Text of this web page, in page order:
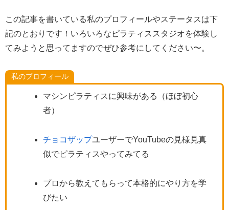
この記事を書いている私のプロフィールやステータスは下
記のとおりです！いろいろなピラティススタジオを体験し
てみようと思ってますのでぜひ参考にしてください〜。
私のプロフィール
マシンピラティスに興味がある（ほぼ初心
者）
チョコザップユーザーでYouTubeの見様見真
似でピラティスやってみてる
プロから教えてもらって本格的にやり方を学
びたい